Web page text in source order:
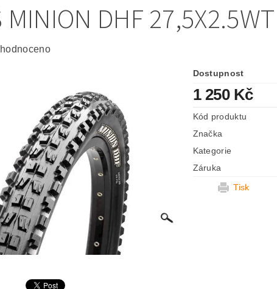
MINION DHF
Dostupnost
1 250 Kč
Kód produktu
Značka
Kategorie
Záruka
Tisk